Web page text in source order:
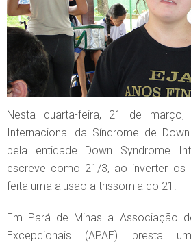
Nesta quarta-feira, 21 de
Internacional da Síndrome de
pela entidade Down Syndrome
escreve como 21/3, ao inverter os
feita uma alusão a trissomia do 21.
Em Pará de Minas a Associação
Excepcionais (APAE) presta